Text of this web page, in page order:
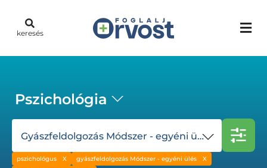
keresés
Pszichológia
Gyászfeldolgozás Módszer - egyéni ülés
pszichológus
gyászfeldolgozás Módszer - egyéni ülés